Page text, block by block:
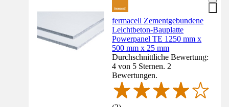
fermacell Zementgebundene
Leichtbeton-Bauplatte
Powerpanel TE 1250 mm x
500 mm x 25 mm
Durchschnittliche Bewertung:
4 von 5 Sternen. 2
Bewertungen.